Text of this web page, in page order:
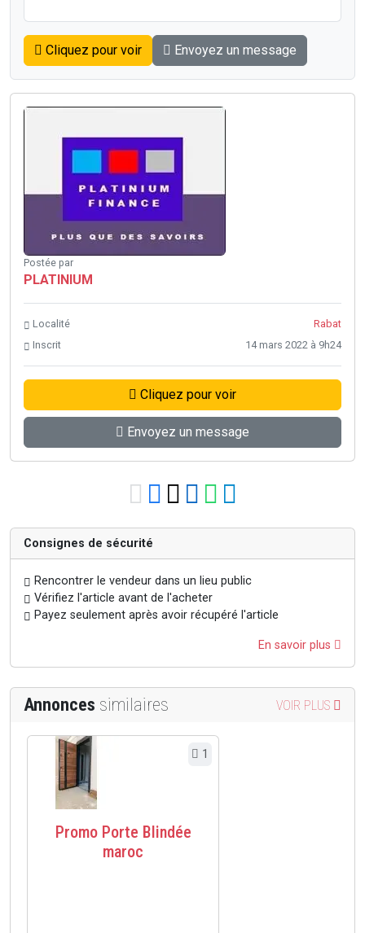
Cliquez pour voir Envoyez un message
Postée par
PLATINIUM
Localité
Rabat
Inscrit
14 mars 2022 à 9h24
Cliquez pour voir
Envoyez un message
Consignes de sécurité
Rencontrer le vendeur dans un lieu public
Vérifiez l'article avant de l'acheter
Payez seulement après avoir récupéré l'article
En savoir plus
Annonces similaires VOIR PLUS
1
Promo Porte Blindée
maroc